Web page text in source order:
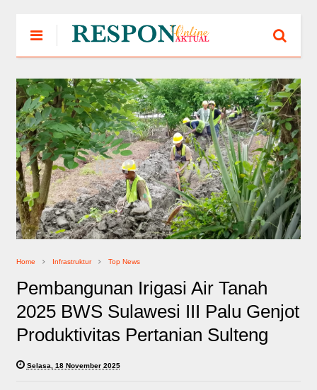
Home Infrastruktur Top News
Pembangunan Irigasi Air Tanah
2025 BWS Sulawesi III Palu Genjot
Produktivitas Pertanian Sulteng
Selasa, 18 November 2025